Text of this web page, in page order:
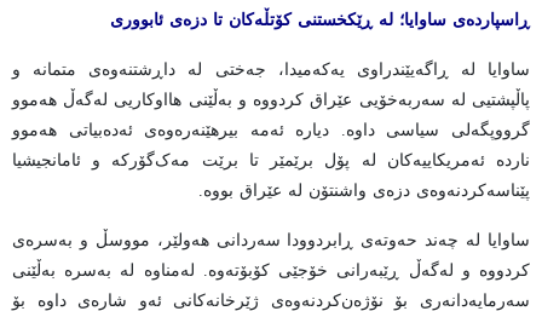
ڕاسپاردەی ساوایا؛ لە ڕێکخستنی کۆتڵەکان تا دزەی ئابووری
ساوایا لە ڕاگەیێندراوی یەکەمیدا، جەختی لە داڕشتنەوەی متمانە و
پاڵپشتیی لە سەربەخۆیی عێراق کردووە و بەڵێنی هااوکاریی لەگەڵ هەموو
گرووپگەلی سیاسی داوە. دیارە ئەمە بیرهێنەرەوەی ئەدەبیاتی هەموو
ناردە ئەمریکاییەکان لە پۆل برێمێر تا برێت مەک‌گۆرکە و ئامانجیشیا
پێناسەکردنەوەی دزەی واشنتۆن لە عێراق بووە.
ساوایا لە چەند حەوتەی ڕابردوودا سەردانی هەولێر، مووسڵ و بەسرەی
کردووە و لەگەڵ ڕێبەرانی خۆجێی کۆبۆتەوە. لەمناوە لە بەسرە بەڵێنی
سەرمایەدانەری بۆ نۆژەن‌کردنەوەی ژێرخانەکانی ئەو شارەی داوە بۆ